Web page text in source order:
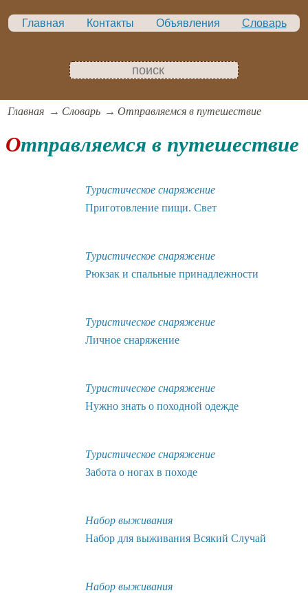
Главная Контакты Объявления Словарь
Главная Словарь Отправляемся в путешествие
Отправляемся в путешествие
Туристическое снаряжение
Приготовление пищи. Свет
Туристическое снаряжение
Рюкзак и спальные принадлежности
Туристическое снаряжение
Личное снаряжение
Туристическое снаряжение
Нужно знать о походной одежде
Туристическое снаряжение
Забота о ногах в походе
Набор выживания
Набор для выживания Всякий Случай
Набор выживания